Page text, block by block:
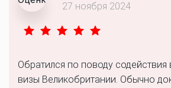
27 ноября 2024
Обратился по поводу содействия
визы Великобритании. Обычно